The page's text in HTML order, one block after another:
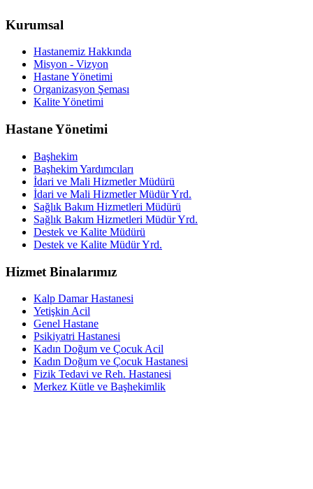
Kurumsal
Hastanemiz Hakkında
Misyon - Vizyon
Hastane Yönetimi
Organizasyon Şeması
Kalite Yönetimi
Hastane Yönetimi
Başhekim
Başhekim Yardımcıları
İdari ve Mali Hizmetler Müdürü
İdari ve Mali Hizmetler Müdür Yrd.
Sağlık Bakım Hizmetleri Müdürü
Sağlık Bakım Hizmetleri Müdür Yrd.
Destek ve Kalite Müdürü
Destek ve Kalite Müdür Yrd.
Hizmet Binalarımız
Kalp Damar Hastanesi
Yetişkin Acil
Genel Hastane
Psikiyatri Hastanesi
Kadın Doğum ve Çocuk Acil
Kadın Doğum ve Çocuk Hastanesi
Fizik Tedavi ve Reh. Hastanesi
Merkez Kütle ve Başhekimlik